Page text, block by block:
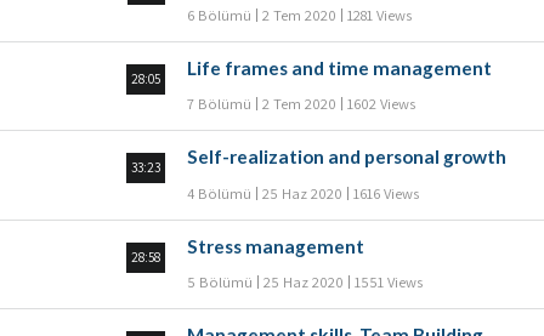
6 Bölümü 2 Tem 2020 1281 Views
28:05
Life frames and time management
7 Bölümü 2 Tem 2020 1602 Views
33:23
Self-realization and personal growth
4 Bölümü 25 Haz 2020 1616 Views
28:58
Stress management
5 Bölümü 25 Haz 2020 1551 Views